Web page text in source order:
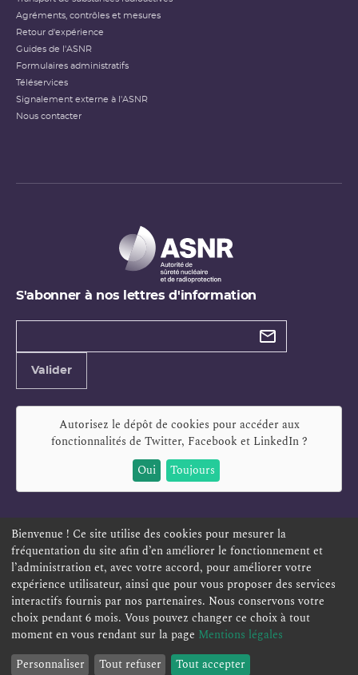
Agréments, contrôles et mesures
Retour d'expérience
Guides de l'ASNR
Formulaires administratifs
Téléservices
Signalement externe à l'ASNR
Nous contacter
S'abonner à nos lettres d'information
Types de
Valider
Autorisez le dépôt de cookies pour accéder aux
fonctionnalités de Twitter, Facebook et LinkedIn?
Oui
Toujours
ESPACE PERSONNEL OFFRES D'EMPLOI SIGNALEMENT
TÉLÉSERVICES PLAN DU SITE
ACCESSIBILITÉ POLITIQUE DE CONFIDENTIALITÉ
MENTIONS LÉGALES CONTACT
Bienvenue ! Ce site utilise des cookies pour mesurer la
fréquentation du site afin d’en améliorer le fonctionnement et
l’administration et, avec votre accord, pour améliorer votre
expérience utilisateur, ainsi que pour vous proposer des services
interactifs fournis par nos partenaires. Nous conservons votre
choix pendant 6 mois. Vous pouvez changer ce choix à tout
moment en vous rendant sur la page Mentions légales
Personnaliser
Tout refuser Tout accepter